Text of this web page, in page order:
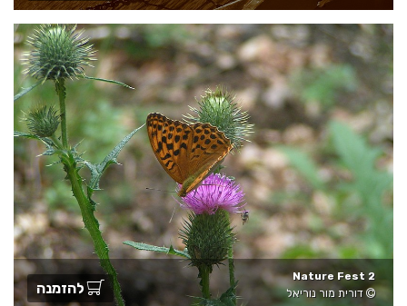
Nature Fest 2
דורית מור נוריאל
להזמנה